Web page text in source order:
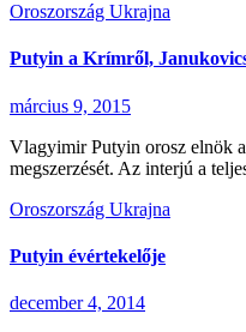
Oroszország Ukrajna
Putyin a Krímről,
március 9, 2015
Vlagyimir Putyin orosz elnök
megszerzését. Az interjú a
Oroszország Ukrajna
Putyin évértekelője
december 4, 2014